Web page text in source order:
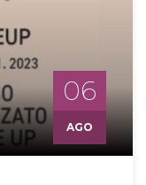
06
AGO